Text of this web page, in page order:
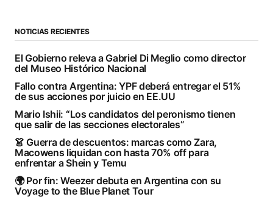
NOTICIAS RECIENTES
El Gobierno releva a Gabriel Di Meglio como director
del Museo Histórico Nacional
Fallo contra Argentina: YPF deberá entregar el 51%
de sus acciones por juicio en EE.UU
Mario Ishii: “Los candidatos del peronismo tienen
que salir de las secciones electorales”
👗 Guerra de descuentos: marcas como Zara,
Macowens liquidan con hasta 70% off para
enfrentar a Shein y Temu
🌍 Por fin: Weezer debuta en Argentina con su
Voyage to the Blue Planet Tour